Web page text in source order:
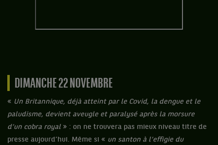
DIMANCHE 22 NOVEMBRE
« Un Britannique, déjà atteint par le Covid, la dengue et le
paludisme, devient aveugle et paralysé après la morsure
d’un cobra royal » : on ne trouvera pas mieux niveau titre de
presse aujourd’hui. Même si « un santon à l’effigie du